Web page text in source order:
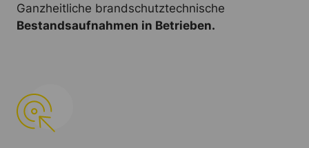
Ganzheitliche brandschutztechnische
Bestandsaufnahmen in Betrieben.